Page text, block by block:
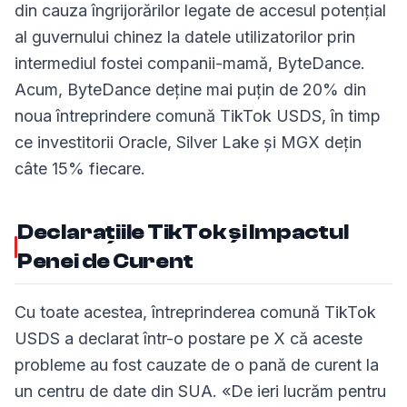
din cauza îngrijorărilor legate de accesul potențial
al guvernului chinez la datele utilizatorilor prin
intermediul fostei companii-mamă, ByteDance.
Acum, ByteDance deține mai puțin de 20% din
noua întreprindere comună TikTok USDS, în timp
ce investitorii Oracle, Silver Lake și MGX dețin
câte 15% fiecare.
Declarațiile TikTok și Impactul
Penei de Curent
Cu toate acestea, întreprinderea comună TikTok
USDS a declarat într-o postare pe X că aceste
probleme au fost cauzate de o pană de curent la
un centru de date din SUA. «De ieri lucrăm pentru